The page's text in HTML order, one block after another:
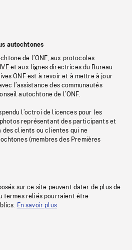
autochtones
de l’ONF, aux protocoles
et aux lignes directrices du Bureau
ONF est à revoir et à mettre à jour
l’assistance des communautés
autochtone de l’ONF.
l’octroi de licences pour les
représentant des participants et
clients ou clientes qui ne
(membres des Premières
sur ce site peuvent dater de plus de
termes reliés pourraient être
En savoir plus